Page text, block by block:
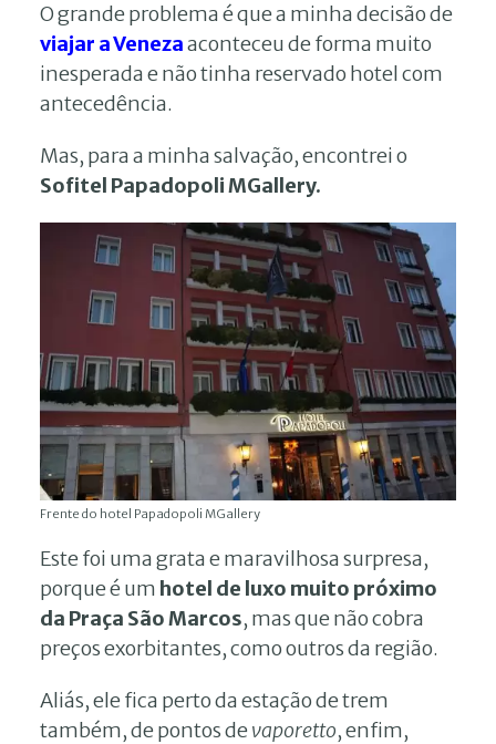
O grande problema é que a minha decisão de
viajar a Venezaaconteceu de forma muito
inesperada e não tinha reservado hotel com
antecedência.
Mas, para a minha salvação, encontrei o
Sofitel Papadopoli MGallery.
Frente do hotel Papadopoli MGallery
Este foi uma grata e maravilhosa surpresa,
porque é um hotel de luxo muito próximo
da Praça São Marcos, mas que não cobra
preços exorbitantes, como outros da região.
Aliás, ele fica perto da estação de trem
também, de pontos devaporetto, enfim,